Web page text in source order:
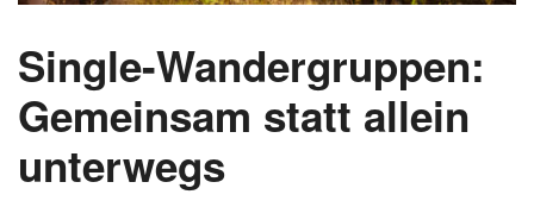
Single-Wandergruppen:
Gemeinsam statt allein
unterwegs